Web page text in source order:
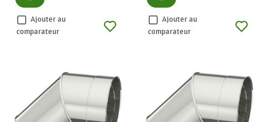
Ajouter au
comparateur
Ajouter au
comparateur